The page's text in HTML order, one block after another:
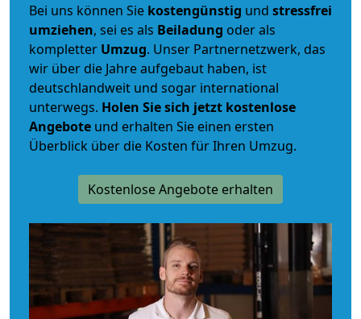
Bei uns können Sie kostengünstig und stressfrei
umziehen, sei es als Beiladung oder als
kompletter Umzug. Unser Partnernetzwerk, das
wir über die Jahre aufgebaut haben, ist
deutschlandweit und sogar international
unterwegs. Holen Sie sich jetzt kostenlose
Angebote und erhalten Sie einen ersten
Überblick über die Kosten für Ihren Umzug.
Kostenlose Angebote erhalten